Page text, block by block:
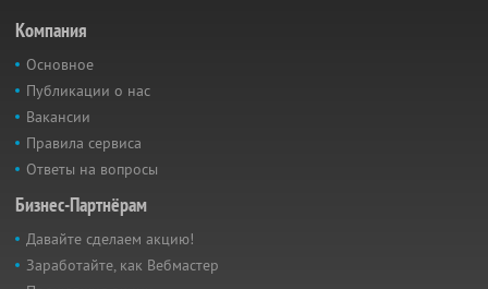
Компания
Основное
Публикации о нас
Вакансии
Правила сервиса
Ответы на вопросы
Бизнес-Партнёрам
Давайте сделаем акцию!
Заработайте, как Вебмастер